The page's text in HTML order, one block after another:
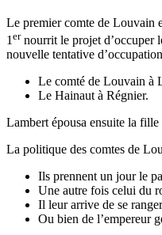
Le premier comte de Louvain
1ernourrit le projet d’occuper
nouvelle tentative
Le comté de Louvain à
Le Hainaut à Régnier.
Lambert épousa ensuite la
La politique des comtes de
Ils prennent un jour le
Une autre fois celui du
Il leur arrive de se
Ou bien de l’empereur